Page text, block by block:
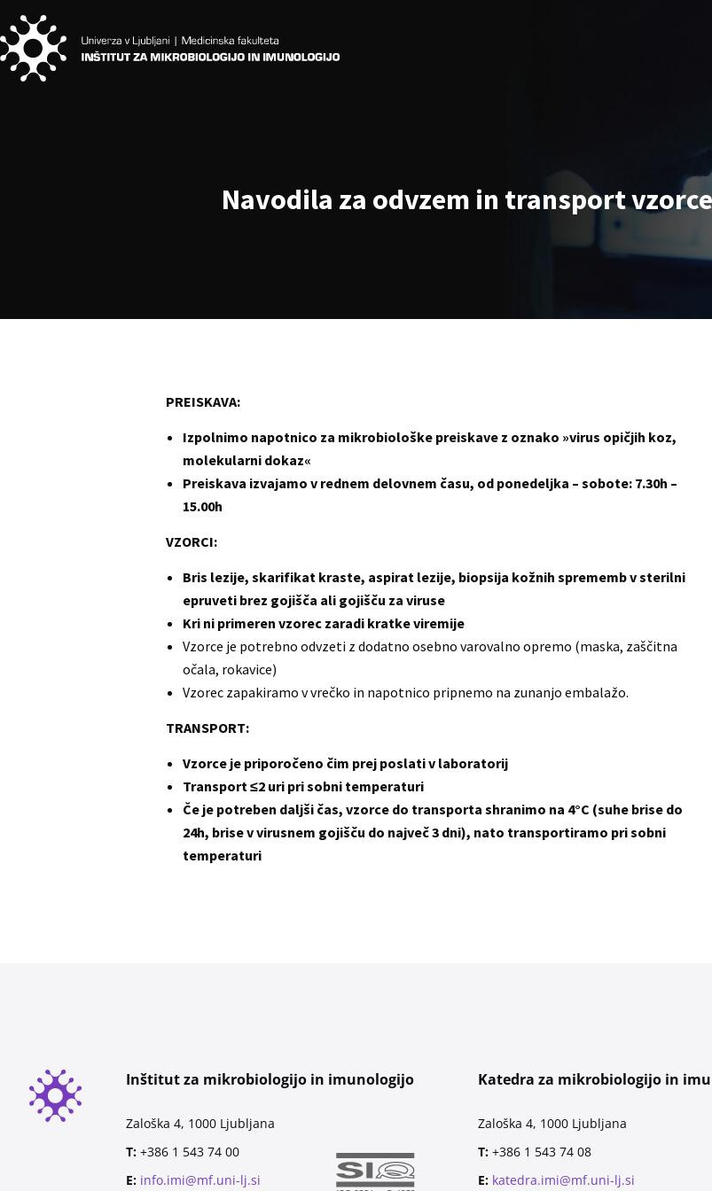
Navodila za odvzem in transport
PREISKAVA:
Izpolnimo napotnico za mikrobiološke preiskave z oznako »virus opičjih koz,
molekularni dokaz«
Preiskava izvajamo v rednem delovnem času, od ponedeljka – sobote: 7.30h –
15.00h
VZORCI:
Bris lezije, skarifikat kraste, aspirat lezije, biopsija kožnih sprememb v sterilni
epruveti brez gojišča ali gojišču za viruse
Kri ni primeren vzorec zaradi kratke viremije
Vzorce je potrebno odvzeti z dodatno osebno varovalno opremo (maska, zaščitna
očala, rokavice)
Vzorec zapakiramo v vrečko in napotnico pripnemo na zunanjo embalažo.
TRANSPORT:
Vzorce je priporočeno čim prej poslati v laboratorij
Transport ≤2 uri pri sobni temperaturi
Če je potreben daljši čas, vzorce do transporta shranimo na 4°C (suhe brise do
24h, brise v virusnem gojišču do največ 3 dni), nato transportiramo pri sobni
temperaturi
Inštitut za mikrobiologijo in imunologijo
Zaloška 4, 1000 Ljubljana
T: +386 1 543 74 00
E: info.imi@mf.uni-lj.si
Katedra za mikrobiologijo in
Zaloška 4, 1000 Ljubljana
T: +386 1 543 74 08
E: katedra.imi@mf.uni-lj.si